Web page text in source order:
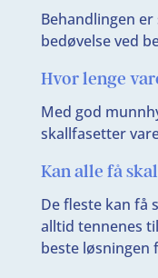
Behandlingen
bedøvelse ved
Hvor lenge
Med god
skallfasetter
Kan alle få
De fleste kan få
alltid tennenes
beste løsningen